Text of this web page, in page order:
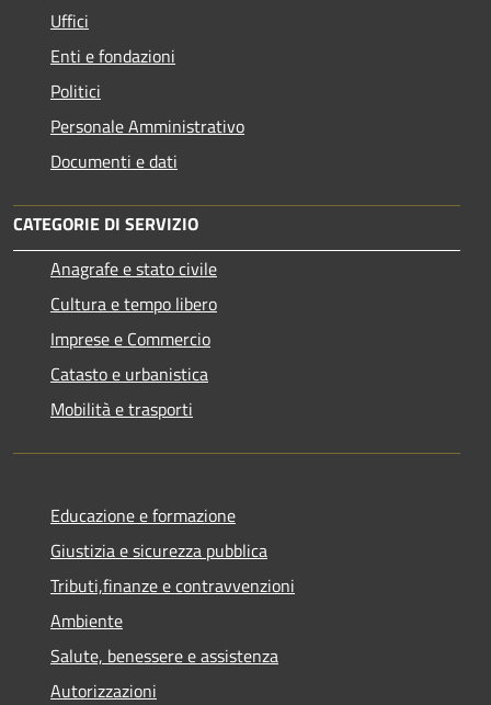
Uffici
Enti e fondazioni
Politici
Personale Amministrativo
Documenti e dati
CATEGORIE DI SERVIZIO
Anagrafe e stato civile
Cultura e tempo libero
Imprese e Commercio
Catasto e urbanistica
Mobilità e trasporti
Educazione e formazione
Giustizia e sicurezza pubblica
Tributi,finanze e contravvenzioni
Ambiente
Salute, benessere e assistenza
Autorizzazioni